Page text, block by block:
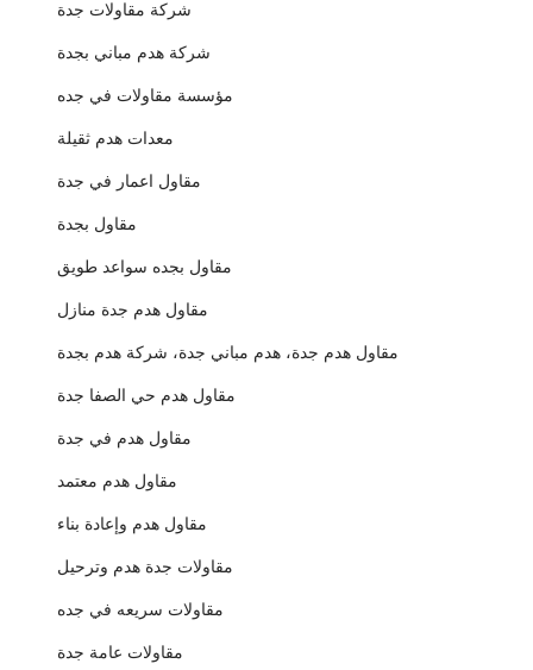
شركة مقاولات جدة
شركة هدم مباني بجدة
مؤسسة مقاولات في جده
معدات هدم ثقيلة
مقاول اعمار في جدة
مقاول بجدة
مقاول بجده سواعد طويق
مقاول هدم جدة منازل
مقاول هدم جدة، هدم مباني جدة، شركة هدم بجدة
مقاول هدم حي الصفا جدة
مقاول هدم في جدة
مقاول هدم معتمد
مقاول هدم وإعادة بناء
مقاولات جدة هدم وترحيل
مقاولات سريعه في جده
مقاولات عامة جدة